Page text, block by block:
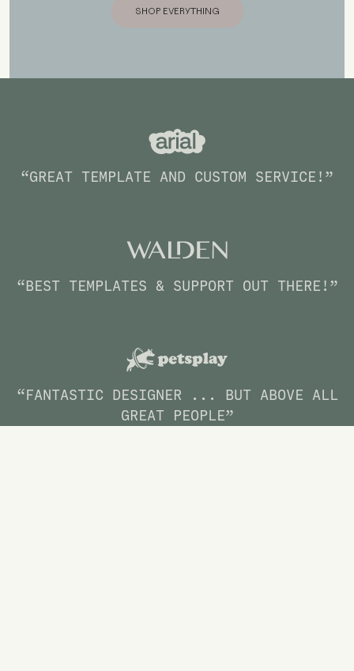
SHOP EVERYTHING
SHOP EVERYTHING
“GREAT TEMPLATE AND CUSTOM SERVICE!”
“BEST TEMPLATES & SUPPORT OUT THERE!”
“FANTASTIC DESIGNER ... BUT ABOVE ALL
GREAT PEOPLE”